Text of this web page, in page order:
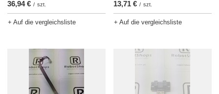
36,94 € / szt.
+ Auf die vergleichsliste
13,71 € / szt.
+ Auf die vergleichsliste